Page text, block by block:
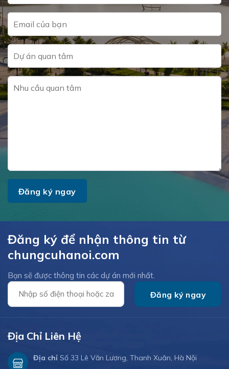
Đăng ký để nhận thông tin từ
chungcuhanoi.com
Bạn sẽ được thông tin các dự án mới nhất.
Địa Chỉ Liên Hệ
Địa chỉ Số 33 Lê Văn Lương, Thanh Xuân, Hà Nội